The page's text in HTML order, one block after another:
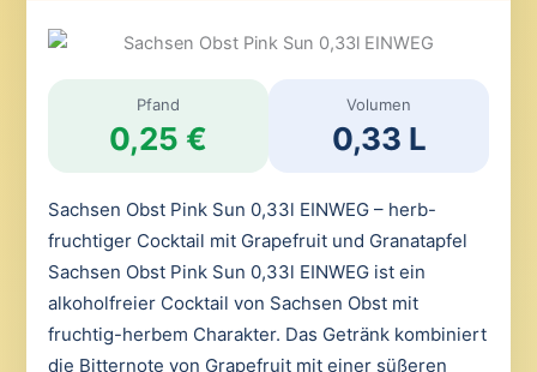
Pfand
0,25 €
Volumen
0,33 L
Sachsen Obst Pink Sun 0,33l EINWEG – herb-
fruchtiger Cocktail mit Grapefruit und Granatapfel
Sachsen Obst Pink Sun 0,33l EINWEG ist ein
alkoholfreier Cocktail von Sachsen Obst mit
fruchtig-herbem Charakter. Das Getränk kombiniert
die Bitternote von Grapefruit mit einer süßeren